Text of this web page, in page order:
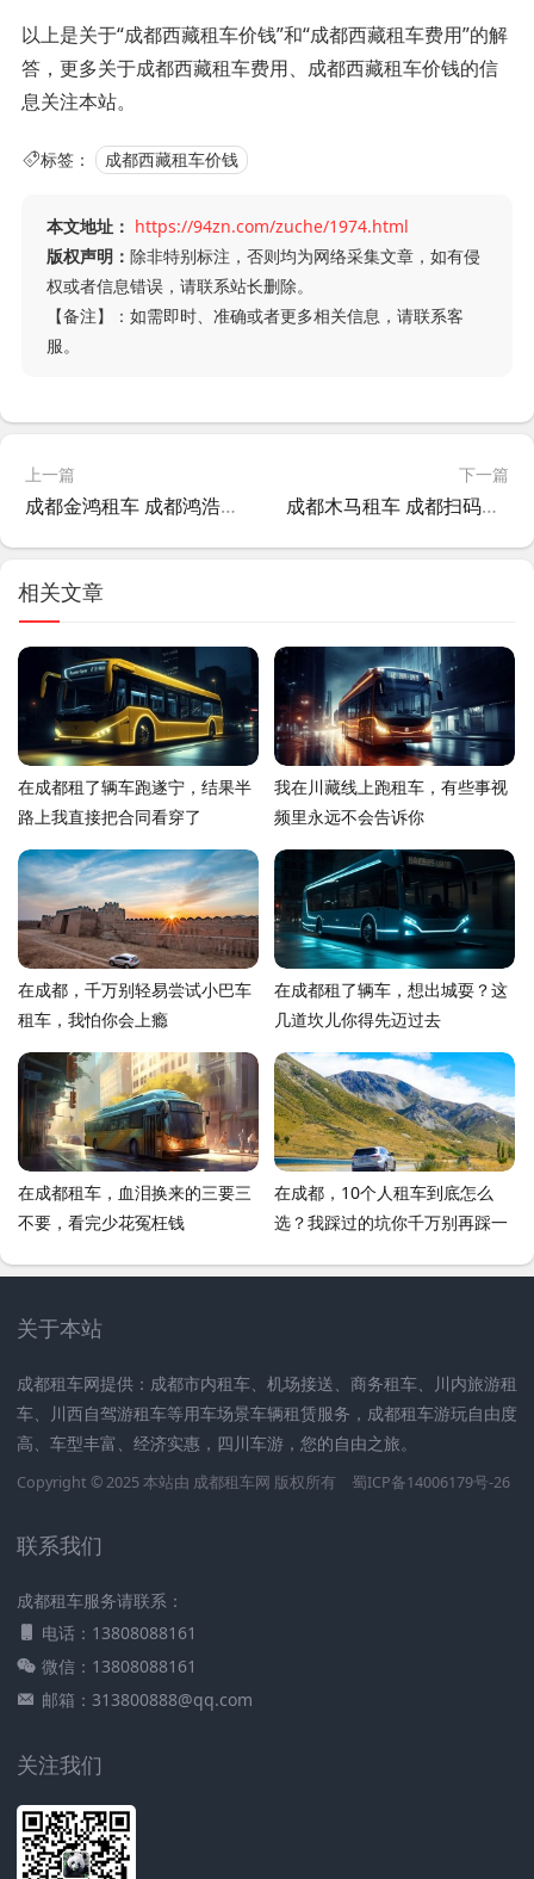
以上是关于“成都西藏租车价钱”和“成都西藏租车费用”的解
答，更多关于成都西藏租车费用、成都西藏租车价钱的信
息关注本站。
标签： 成都西藏租车价钱
本文地址： https://94zn.com/zuche/1974.html
版权声明： 除非特别标注，否则均为网络采集文章，如有侵
权或者信息错误，请联系站长删除。
【备注】：如需即时、准确或者更多相关信息，请联系客
服。
上一篇
成都金鸿租车 成都鸿浩汽车租赁有限公司?
下一篇
成都木马租车 成都扫码租车地点?
相关文章
在成都租了辆车跑遂宁，结果半
路上我直接把合同看穿了
我在川藏线上跑租车，有些事视
频里永远不会告诉你
在成都，千万别轻易尝试小巴车
租车，我怕你会上瘾
在成都租了辆车，想出城耍？这
几道坎儿你得先迈过去
在成都租车，血泪换来的三要三
不要，看完少花冤枉钱
在成都，10个人租车到底怎么
选？我踩过的坑你千万别再踩一
关于本站
成都租车网提供：成都市内租车、机场接送、商务租车、川内旅游租
车、川西自驾游租车等用车场景车辆租赁服务，成都租车游玩自由度
高、车型丰富、经济实惠，四川车游，您的自由之旅。
Copyright © 2025 本站由 成都租车网 版权所有 蜀ICP备14006179号-26
联系我们
成都租车服务请联系：
电话：13808088161
微信：13808088161
邮箱：313800888@qq.com
关注我们